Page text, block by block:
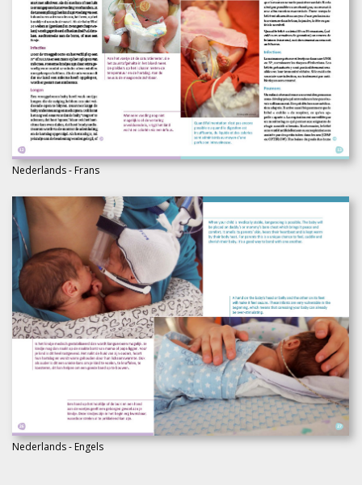
Nederlands - Frans
Nederlands - Engels